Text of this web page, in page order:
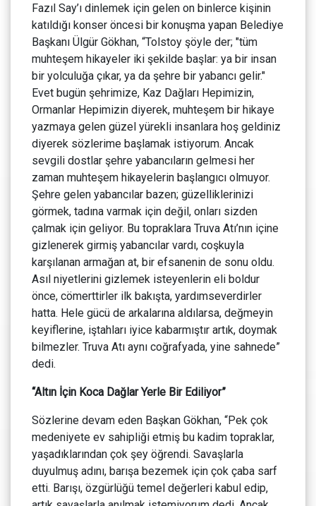
Fazıl Say’ı dinlemek için gelen on binlerce kişinin
katıldığı konser öncesi bir konuşma yapan Belediye
Başkanı Ülgür Gökhan, “Tolstoy şöyle der; "tüm
muhteşem hikayeler iki şekilde başlar: ya bir insan
bir yolculuğa çıkar, ya da şehre bir yabancı gelir."
Evet bugün şehrimize, Kaz Dağları Hepimizin,
Ormanlar Hepimizin diyerek, muhteşem bir hikaye
yazmaya gelen güzel yürekli insanlara hoş geldiniz
diyerek sözlerime başlamak istiyorum. Ancak
sevgili dostlar şehre yabancıların gelmesi her
zaman muhteşem hikayelerin başlangıcı olmuyor.
Şehre gelen yabancılar bazen; güzelliklerinizi
görmek, tadına varmak için değil, onları sizden
çalmak için geliyor. Bu topraklara Truva Atı’nın içine
gizlenerek girmiş yabancılar vardı, coşkuyla
karşılanan armağan at, bir efsanenin de sonu oldu.
Asıl niyetlerini gizlemek isteyenlerin eli boldur
önce, cömerttirler ilk bakışta, yardımseverdirler
hatta. Hele gücü de arkalarına aldılarsa, değmeyin
keyiflerine, iştahları iyice kabarmıştır artık, doymak
bilmezler. Truva Atı aynı coğrafyada, yine sahnede”
dedi.
“Altın İçin Koca Dağlar Yerle Bir Ediliyor”
Sözlerine devam eden Başkan Gökhan, “Pek çok
medeniyete ev sahipliği etmiş bu kadim topraklar,
yaşadıklarından çok şey öğrendi. Savaşlarla
duyulmuş adını, barışa bezemek için çok çaba sarf
etti. Barışı, özgürlüğü temel değerleri kabul edip,